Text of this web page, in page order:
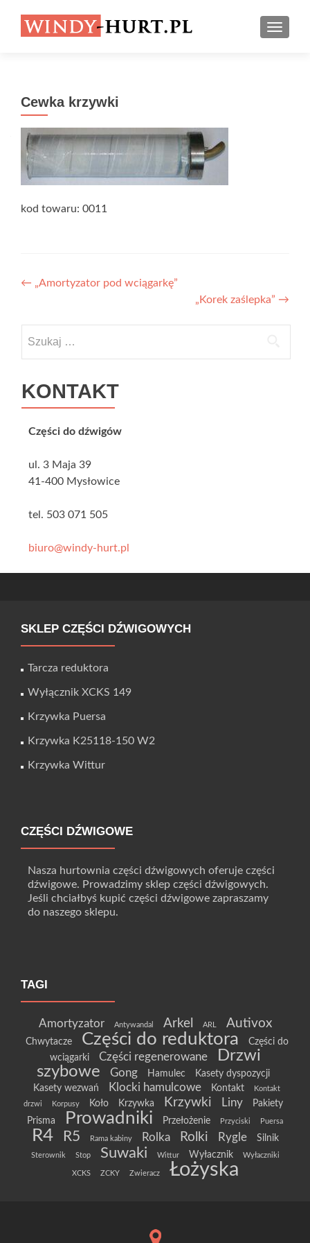
Cewka krzywki
kod towaru: 0011
Zobacz wpisy
← „Amortyzator pod wciągarkę”
„Korek zaślepka” →
KONTAKT
Części do dźwigów
ul. 3 Maja 39
41-400 Mysłowice
tel. 503 071 505
biuro@windy-hurt.pl
SKLEP CZĘŚCI DŹWIGOWYCH
Tarcza reduktora
Wyłącznik XCKS 149
Krzywka Puersa
Krzywka K25118-150 W2
Krzywka Wittur
CZĘŚCI DŹWIGOWE
Nasza hurtownia części dźwigowych oferuje części
dźwigowe. Prowadzimy sklep części dźwigowych.
Jeśli chciałbyś kupić części dźwigowe zapraszamy
do naszego sklepu.
TAGI
Amortyzator Antywandal Arkel ARL Autivox
Chwytacze Części do reduktora
Części do
wciągarki
Części regenerowane
Drzwi
szybowe
Gong Hamulec
Kasety dyspozycji
Kasety wezwań
Klocki hamulcowe Kontakt
Kontakt
drzwi
Korpusy Koło Krzywka Krzywki Liny
Pakiety
Prisma
Prowadniki Przełożenie Przyciski Puersa
R4 R5 Rama kabiny Rolka Rolki Rygle Silnik
Sterownik Stop Suwaki Wittur Wyłacznik Wyłaczniki
XCKS ZCKY Zwieracz Łożyska